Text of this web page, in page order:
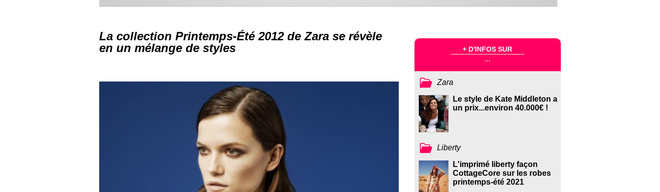
La collection Printemps-Été 2012 de Zara se révèle
en un mélange de styles
+ D'INFOS SUR
...
Zara
Le style de Kate Middleton a
un prix...environ 40.000€ !
Liberty
L'imprimé liberty façon
CottageCore sur les robes
printemps-été 2021